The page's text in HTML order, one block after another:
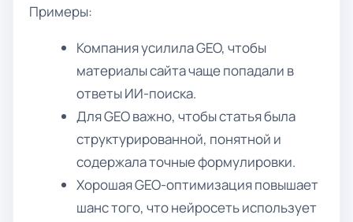
Примеры:
Компания усилила GEO, чтобы
материалы сайта чаще попадали в
ответы ИИ-поиска.
Для GEO важно, чтобы статья была
структурированной, понятной и
содержала точные формулировки.
Хорошая GEO-оптимизация повышает
шанс того, что нейросеть использует